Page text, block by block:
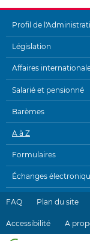
MENU
DE
Profil de
Législation
Affaires
Salarié et pensionné
Barèmes
A à Z
Formulaires
Échanges
FAQ Plan du site
Accessibilité A